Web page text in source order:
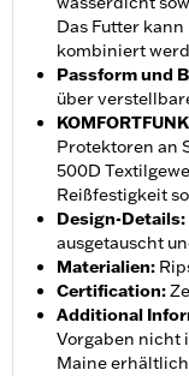
Das Futter
kombiniert
Passform und
über
Protektoren an
500D
Reißfestigkeit
Design-Details:
ausgetauscht
Materialien:
Certification:
Additional
Vorgaben nicht
Maine erhältlich